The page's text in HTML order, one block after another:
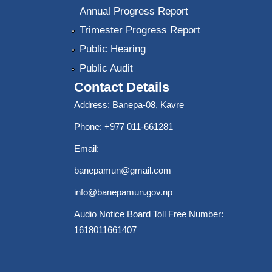
Annual Progress Report
Trimester Progress Report
Public Hearing
Public Audit
Contact Details
Address: Banepa-08, Kavre
Phone: +977 011-661281
Email:
banepamun@gmail.com
info@banepamun.gov.np
Audio Notice Board Toll Free Number:
1618011661407